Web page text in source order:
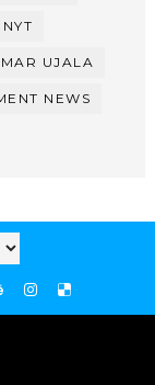
NYT
UJALA
NEWS